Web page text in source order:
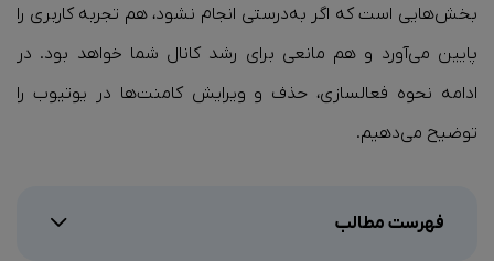
بخش‌هایی است که اگر به‌درستی انجام نشود، هم تجربه کاربری را
پایین می‌آورد و هم مانعی برای رشد کانال شما خواهد بود. در
ادامه نحوه فعالسازی، حذف و ویرایش کامنت‌ها در یوتیوب را
توضیح می‌دهیم.
فهرست مطالب